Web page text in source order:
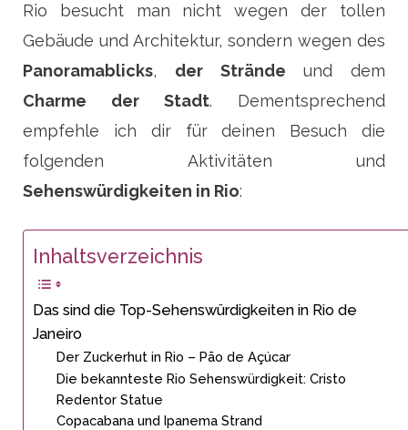
Rio besucht man nicht wegen der tollen
Gebäude und Architektur, sondern wegen des
Panoramablicks, der Strände und dem
Charme der Stadt. Dementsprechend
empfehle ich dir für deinen Besuch die
folgenden Aktivitäten und
Sehenswürdigkeiten in Rio:
Inhaltsverzeichnis
Das sind die Top-Sehenswürdigkeiten in Rio de
Janeiro
Der Zuckerhut in Rio – Pão de Açúcar
Die bekannteste Rio Sehenswürdigkeit: Cristo
Redentor Statue
Copacabana und Ipanema Strand